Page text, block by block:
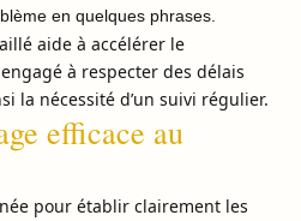
en quelques phrases.
aide à accélérer le
à respecter des délais
la nécessité d’un suivi régulier.
efficace au
pour établir clairement les